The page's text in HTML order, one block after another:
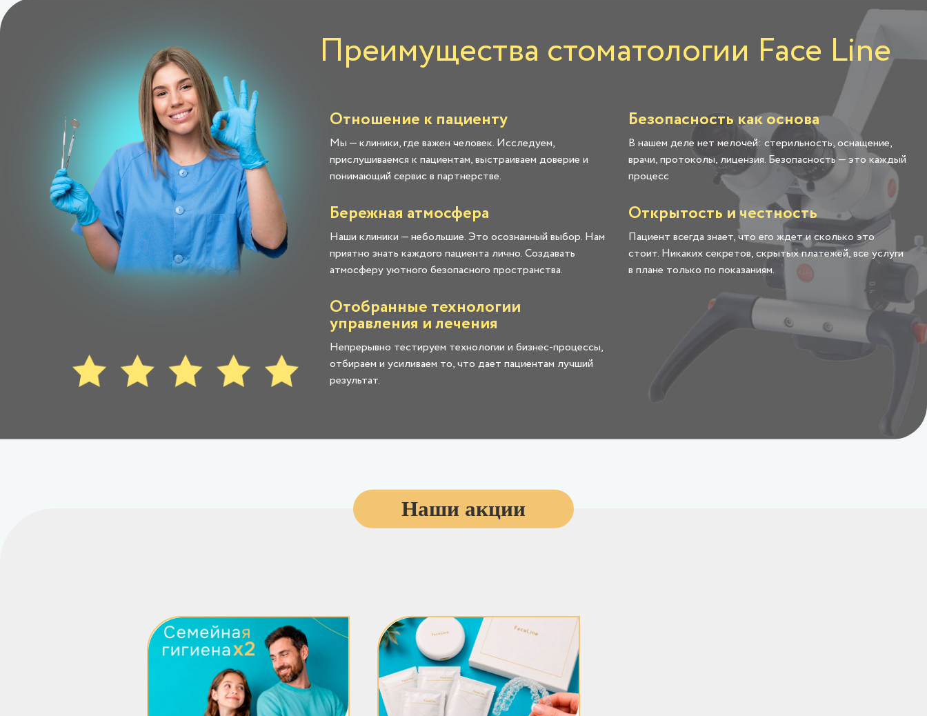
Преимущества стоматологии Face Line
Отношение к пациенту
Мы — клиники, где важен человек. Исследуем,
прислушиваемся к пациентам, выстраиваем доверие и
понимающий сервис в партнерстве.
Безопасность как основа
В нашем деле нет мелочей: стерильность, оснащение,
врачи, протоколы, лицензия. Безопасность — это каждый
процесс
Бережная атмосфера
Наши клиники — небольшие. Это осознанный выбор. Нам
приятно знать каждого пациента лично. Создавать
атмосферу уютного безопасного пространства.
Открытость и честность
Пациент всегда знает, что его ждет и сколько это
стоит. Никаких секретов, скрытых платежей, все услуги
в плане только по показаниям.
Отобранные технологии
управления и лечения
Непрерывно тестируем технологии и бизнес-процессы,
отбираем и усиливаем то, что дает пациентам лучший
результат.
Наши акции